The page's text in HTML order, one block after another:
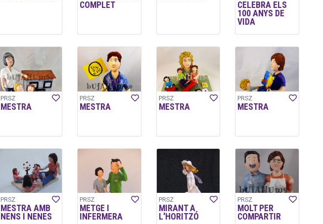
COMPLET
CELEBRA ELS
100 ANYS DE
VIDA
PRSZ
MESTRA
PRSZ
MESTRA
PRSZ
MESTRA
PRSZ
MESTRA
PRSZ
MESTRA AMB
NENS I NENES
PRSZ
METGE I
INFERMERA
PRSZ
MIRANT A
L'HORITZÓ
PRSZ
MOLT PER
COMPARTIR